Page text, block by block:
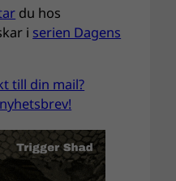
du hos
i serien Dagens
till din mail?